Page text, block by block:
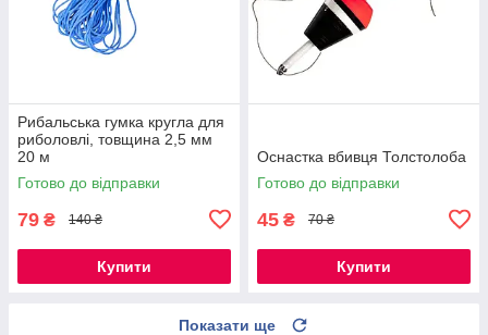
Рибальська гумка кругла для
риболовлі, товщина 2,5 мм
20 м
Готово до відправки
79 ₴ 140 ₴
Купити
Оснастка вбивця Толстолоба
Готово до відправки
45 ₴ 70 ₴
Купити
Показати ще